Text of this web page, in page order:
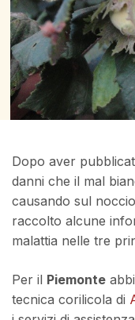
Dopo aver
danni che il mal
causando sul
raccolto alcune
malattia nelle tre
Per il Piemonte
tecnica corilicola di